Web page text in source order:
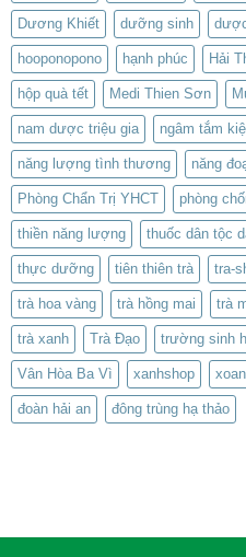
Dương Khiết dưỡng sinh
hooponopono hạnh phúc Hải
hộp quà tết Medi Thien Sơn
nam dược triệu gia ngâm tắm
năng lượng tình thương năng
Phòng Chẩn Trị YHCT phòng
thiền năng lượng thuốc dân tộc
thực dưỡng tiên thiên trà tra-
trà hoa vàng trà hồng mai trà
trà xanh Trà Đạo trường sinh
Vân Hòa Ba Vì xanhshop
đoàn hải an đông trùng hạ thảo